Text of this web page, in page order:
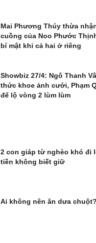
Mai Phương Thúy thừa
cuồng của Noo Phước
bí mật khi cả hai ở riêng
Showbiz 27/4: Ngô Thanh
thức khoe ảnh cưới, Phạm
để lộ vòng 2 lùm lùm
2 con giáp từ nghèo khó đi
tiền không biết giữ
Ai không nên ăn dưa chuột?